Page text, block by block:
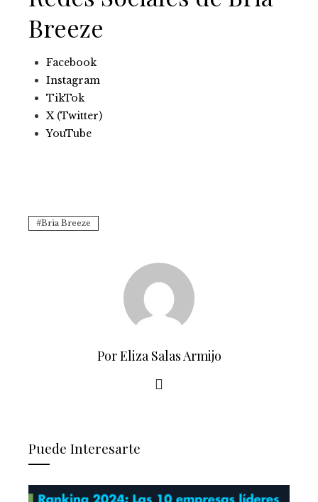
Breeze
Facebook
Instagram
TikTok
X (Twitter)
YouTube
Bria Breeze
Por Eliza Salas Armijo
Puede Interesarte